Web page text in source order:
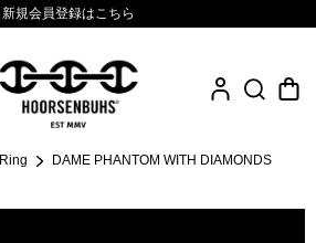
新規会員登録はこちら
Ring DAME PHANTOM WITH DIAMONDS